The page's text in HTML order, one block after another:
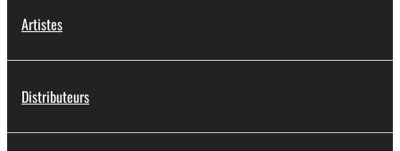
Artistes
Distributeurs